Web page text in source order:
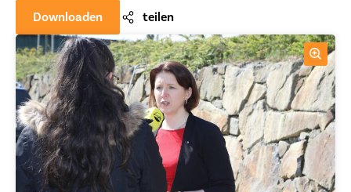
Downloaden teilen